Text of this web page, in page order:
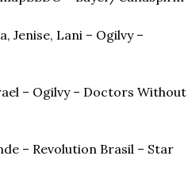
Jenise, Lani – Ogilvy –
– Ogilvy – Doctors Without
– Revolution Brasil – Star